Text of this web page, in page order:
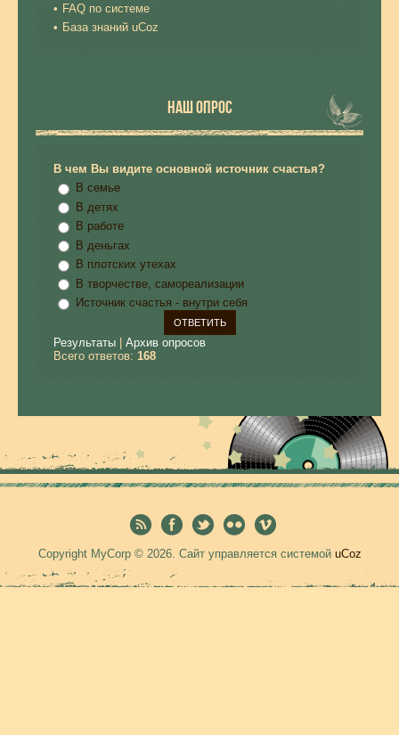
FAQ по системе
База знаний uCoz
НАШ ОПРОС
В чем Вы видите основной источник счастья?
В семье
В детях
В работе
В деньгах
В плотских утехах
В творчестве, самореализации
Источник счастья - внутри себя
Результаты
Архив опросов
Всего ответов: 168
Copyright MyCorp © 2026. Сайт управляется системой uCoz